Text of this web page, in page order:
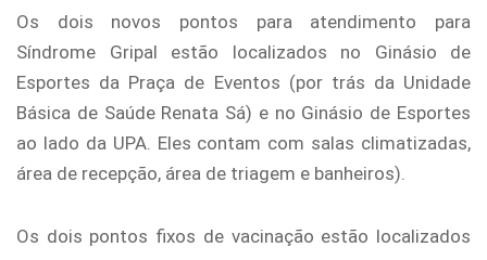
Os dois novos pontos para atendimento para
Síndrome Gripal estão localizados no Ginásio de
Esportes da Praça de Eventos (por trás da Unidade
Básica de Saúde Renata Sá) e no Ginásio de Esportes
ao lado da UPA. Eles contam com salas climatizadas,
área de recepção, área de triagem e banheiros).
Os dois pontos fixos de vacinação estão localizados